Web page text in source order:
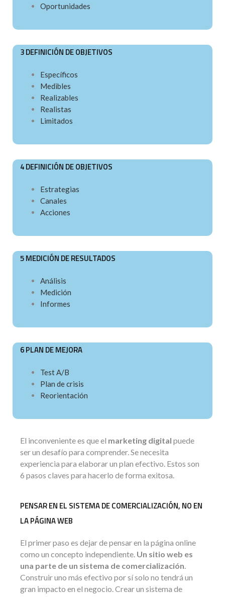
Oportunidades
3 DEFINICIÓN DE OBJETIVOS
Específicos
Medibles
Realizables
Realistas
Limitados
4 DEFINICIÓN DE OBJETIVOS
Estrategias
Canales
Acciones
5 MEDICIÓN DE RESULTADOS
Análisis
Medición
Informes
6 PLAN DE MEJORA
Test A/B
Plan de crisis
Reorientación
El inconveniente es que el marketing digital puede
ser un desafío para comprender. Se necesita
experiencia para elaborar un plan efectivo. Estos son
6 pasos claves para hacerlo de forma exitosa.
PENSAR EN EL SISTEMA DE COMERCIALIZACIÓN, NO EN
LA PÁGINA WEB
El primer paso es dejar de pensar en la página online
como un concepto independiente. Un sitio web es
una parte de un sistema de comercialización.
Construir uno más efectivo por sí solo no tendrá un
gran impacto en el negocio. Crear un sistema de